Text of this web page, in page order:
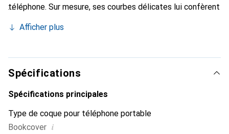
téléphone. Sur mesure, ses courbes délicates lui confèrent
et indispensable de votre smartphone. Reconnaître
marque Noreve est un choix sûr pour une clientèle
exigeante.
Afficher plus
Spécifications
Spécifications principales
Type de coque pour téléphone portable
Bookcover i